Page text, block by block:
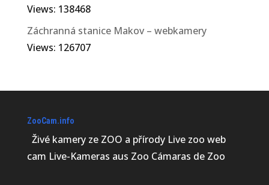
Views: 138468
Záchranná stanice Makov – webkamery
Views: 126707
ZooCam.info
Živé kamery ze ZOO a přírody Live zoo web
cam Live-Kameras aus Zoo Cámaras de Zoo